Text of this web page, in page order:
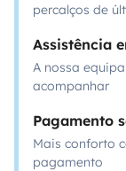
percalços de
Assistência
A nossa
acompanhar
Pagamento
Mais conforto
pagamento